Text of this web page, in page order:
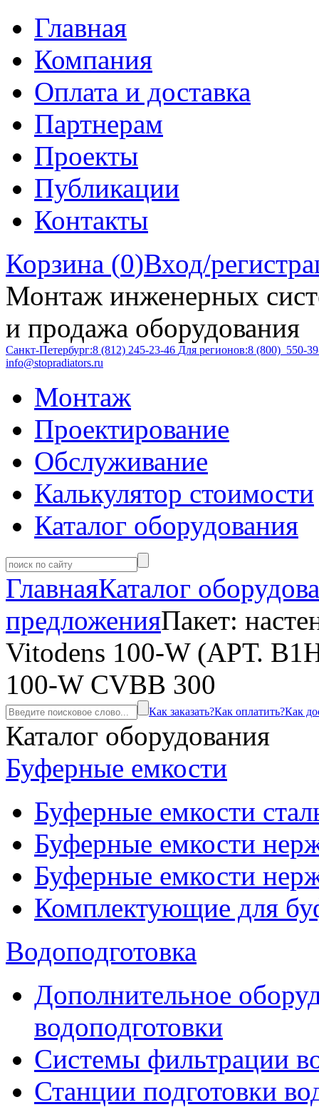
Главная
Компания
Оплата и доставка
Партнерам
Проекты
Публикации
Контакты
Корзина (0)Вход/
Монтаж инженерных
и продажа оборудования
Санкт-Петербург:8 (812) 245-23-46 Для регионов:8 (800) 550-
info@stopradiators.ru
Монтаж
Проектирование
Обслуживание
Калькулятор стоимости
Каталог оборудования
ГлавнаяКаталог
предложенияПакет:
Vitodens 100-W (АРТ.
100-W CVBB 300
Как заказать?Как оплатить?Как
Каталог оборудования
Буферные емкости
Буферные емкости
Буферные емкости
Буферные емкости
Комплектующие для
Водоподготовка
Дополнительное
водоподготовки
Системы фильтрации
Станции подготовки